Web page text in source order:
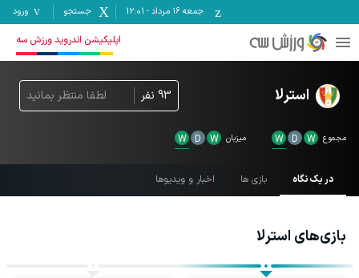
جمعه ۱۶ مرداد -
12:01 جستجو ورود
اپلیکیشن اندروید ورزش سه
استرلا 93 نفر لطفا منتظر بمانید
در یک نگاه بازی ها اخبار و ویدیوها
مجموع W
D
W میزبان W
D
W
بازی‌های استرلا